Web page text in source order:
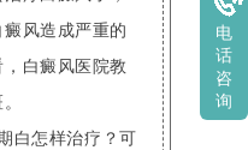
风造成严重的
白癜风医院教
电
话
咨
询